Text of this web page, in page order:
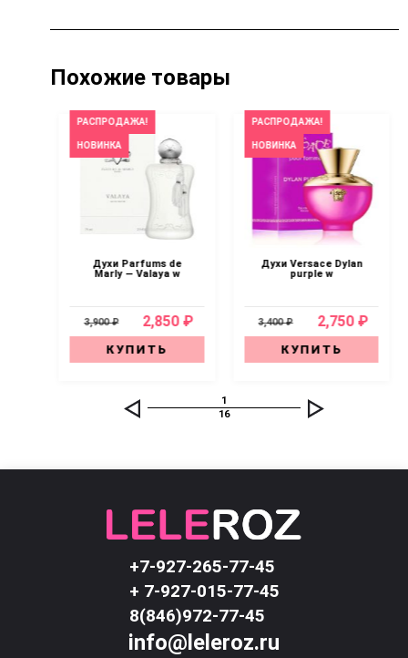
Похожие товары
РАСПРОДАЖА!
НОВИНКА
Духи Parfums de
Marly — Valaya w
3,900 ₽ 2,850 ₽
КУПИТЬ
РАСПРОДАЖА!
НОВИНКА
Духи Versace Dylan
purple w
3,400 ₽ 2,750 ₽
КУПИТЬ
1
16
+7-927-265-77-45
+ 7-927-015-77-45
8(846)972-77-45
info@leleroz.ru